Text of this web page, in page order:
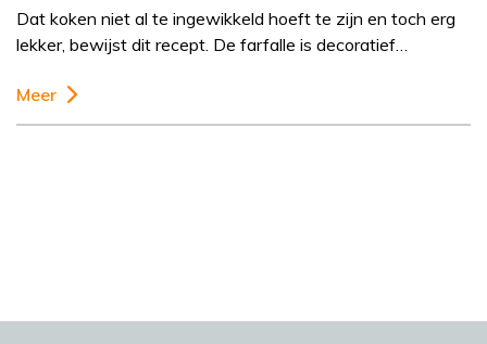
Dat koken niet al te ingewikkeld hoeft te zijn en toch erg
lekker, bewijst dit recept. De farfalle is decoratief…
Meer